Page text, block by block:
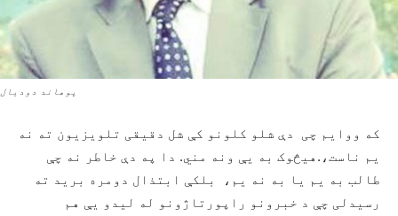
پوهاند دودیال
که ووایم چی دې شلو کلونو کې شل دقیقی تلویزیون ته نه
یم ناست،.هیڅوک به یې ونه مني. دا په دې خاطر نه چې
طالب به یم یا به نه یم، بلکې ابتذال دومره برید ته
رسیدلی چې د خبرونو راپورتاژونو له لیدو یې هم